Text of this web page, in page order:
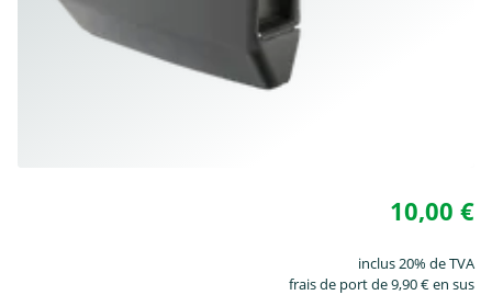
10,00 €
inclus 20% de TVA
frais de port de 9,90 € en sus